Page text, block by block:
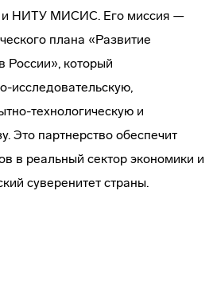
НИТУ МИСИС. Его миссия —
плана «Развитие
России», который
исследовательскую,
технологическую и
Это партнерство обеспечит
в реальный сектор экономики и
суверенитет страны.